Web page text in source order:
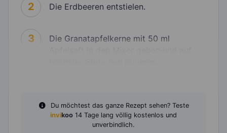
2 Die Erdbeeren entstielen.
3
Die Granatapfelkerne mit 50 ml
Du möchtest das ganze Rezept sehen? Teste
invikoo 14 Tage lang völlig kostenlos und
unverbindlich.